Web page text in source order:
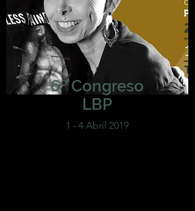
6º Congreso
LBP
1 - 4 Abril 2019